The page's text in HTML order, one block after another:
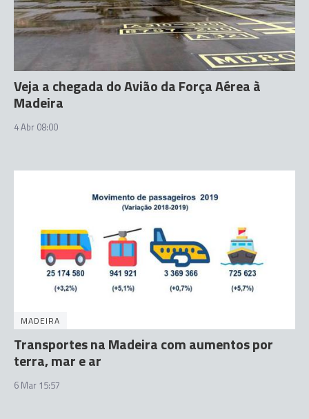
Veja a chegada do Avião da Força Aérea à
Madeira
4 Abr 08:00
MADEIRA
Transportes na Madeira com aumentos por
terra, mar e ar
6 Mar 15:57